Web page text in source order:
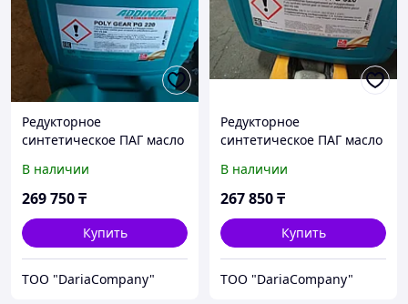
Редукторное
синтетическое ПАГ масло
В наличии
269 750₸
Купить
TOO "DariaCompany"
Редукторное
синтетическое ПАГ масло
В наличии
267 850₸
Купить
TOO "DariaCompany"